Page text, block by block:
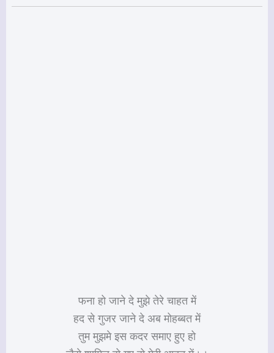
फना हो जाने दे मुझे तेरे चाहत में
हद से गुजर जाने दे अब मोहब्बत में
तुम मुझमे इस कदर समाए हुए हो